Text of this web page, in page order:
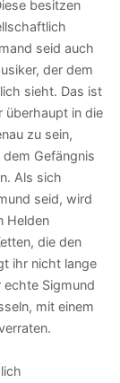
besitzen
seid auch
der dem
sieht. Das ist
überhaupt in die
zu sein,
Gefängnis
Als sich
seid, wird
Helden
die den
ihr nicht lange
Sigmund
mit einem